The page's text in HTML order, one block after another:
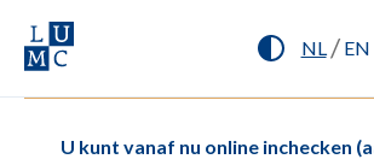
NL/ EN
U kunt vanaf nu online inchecken